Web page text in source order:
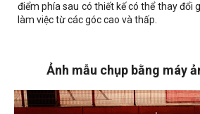
điểm phía sau có thiết kế có thể thay đổi
làm việc từ các góc cao và thấp.
Ảnh mẫu chụp bằng máy